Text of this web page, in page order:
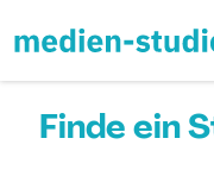
Finde ein